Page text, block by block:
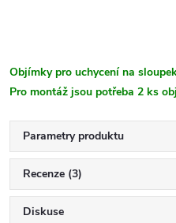
Objímky pro uchycení na
Pro montáž jsou potřeba 2 ks
Parametry produktu
Recenze (3)
Diskuse